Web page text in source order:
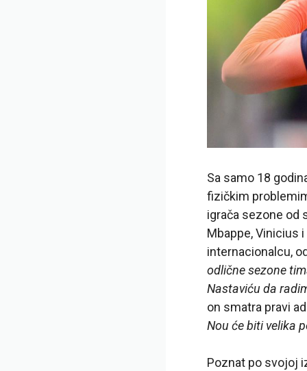
Sa samo 18
fizičkim
igrača sezone od
Mbappe, Vinicius
internacionalcu,
odlične sezone
Nastaviću da
on smatra pravi
Nou će biti velika
Poznat po svojoj